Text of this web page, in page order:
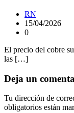
RN
15/04/2026
0
El precio del cobre
las […]
Deja un
Tu dirección de
obligatorios están